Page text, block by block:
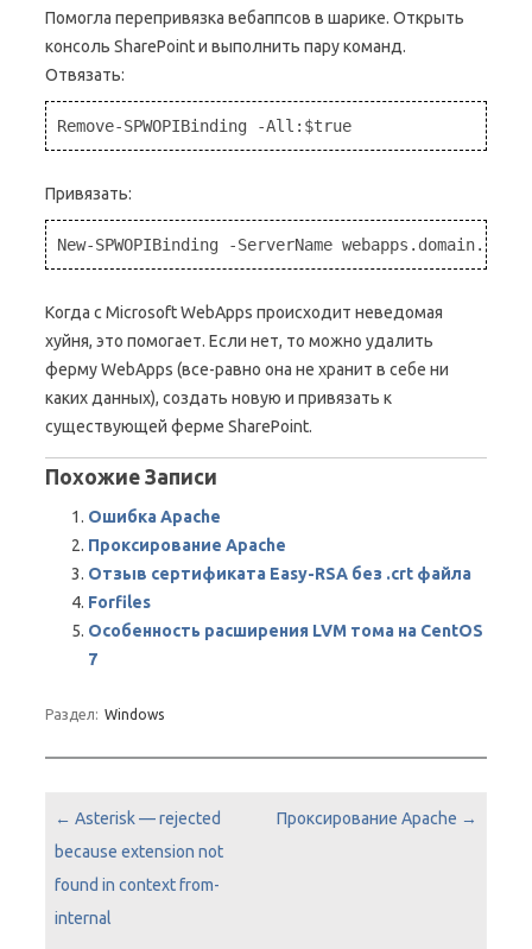
Помогла перепривязка вебаппсов в шарике. Открыть
консоль SharePoint и выполнить пару команд.
Отвязать:
Remove-SPWOPIBinding -All:$true
Привязать:
New-SPWOPIBinding -ServerName webapps.domain.com
Когда с Microsoft WebApps происходит неведомая
хуйня, это помогает. Если нет, то можно удалить
ферму WebApps (все-равно она не хранит в себе ни
каких данных), создать новую и привязать к
существующей ферме SharePoint.
Похожие Записи
Ошибка Apache
Проксирование Apache
Отзыв сертификата Easy-RSA без .crt файла
Forfiles
Особенность расширения LVM тома на CentOS
7
Раздел: Windows
Навигация по записям
← Asterisk — rejected
because extension not
found in context from-
internal
Проксирование Apache →